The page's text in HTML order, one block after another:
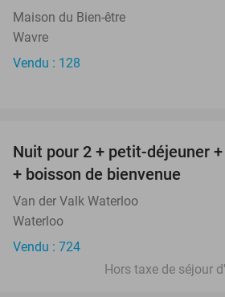
Maison du Bien-être
Wavre
Vendu : 128
Nuit pour 2 + petit-déjeuner
+ boisson de bienvenue
Van der Valk Waterloo
Waterloo
Vendu : 724
Hors taxe de séjour